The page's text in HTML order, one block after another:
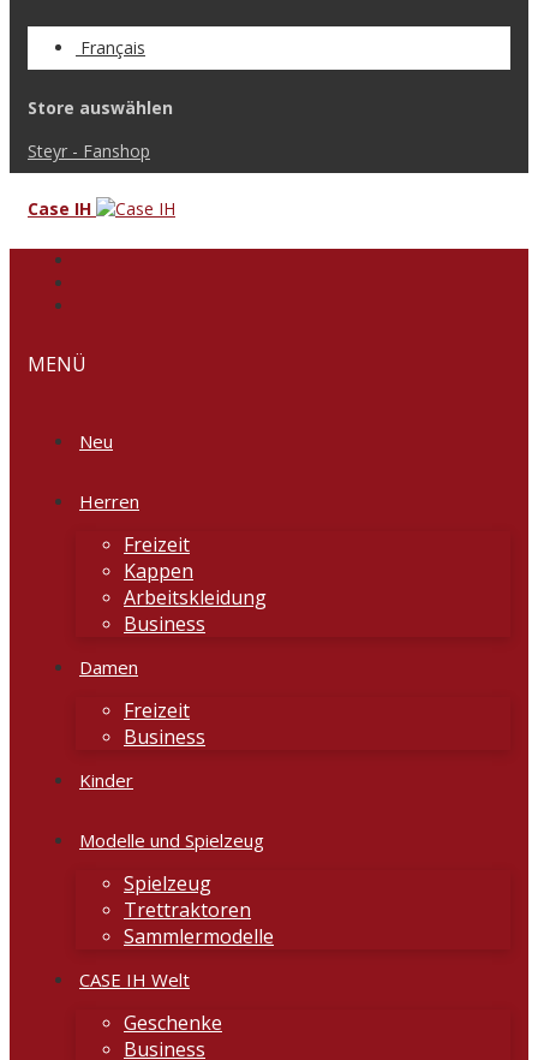
Français
Store auswählen
Steyr - Fanshop
Case IH
MENÜ
Neu
Herren
Freizeit
Kappen
Arbeitskleidung
Business
Damen
Freizeit
Business
Kinder
Modelle und Spielzeug
Spielzeug
Trettraktoren
Sammlermodelle
CASE IH Welt
Geschenke
Business